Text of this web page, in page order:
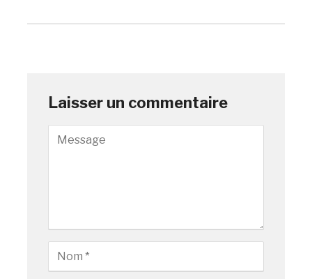
Laisser un commentaire